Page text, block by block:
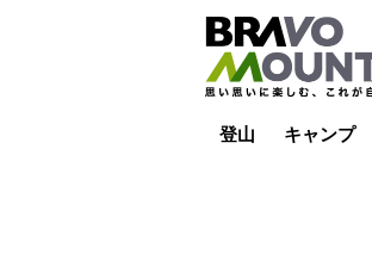
登山 キャンプ